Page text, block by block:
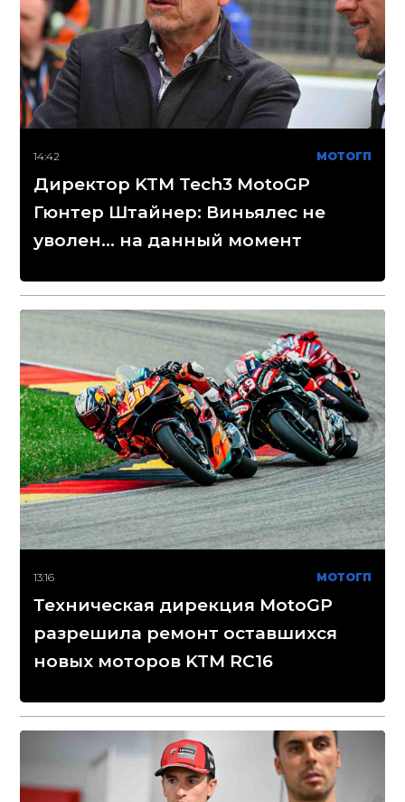
14:42 МОТОГП
Директор KTM Tech3 MotoGP
Гюнтер Штайнер: Виньялес не
уволен... на данный момент
13:16 МОТОГП
Техническая дирекция MotoGP
разрешила ремонт оставшихся
новых моторов KTM RC16